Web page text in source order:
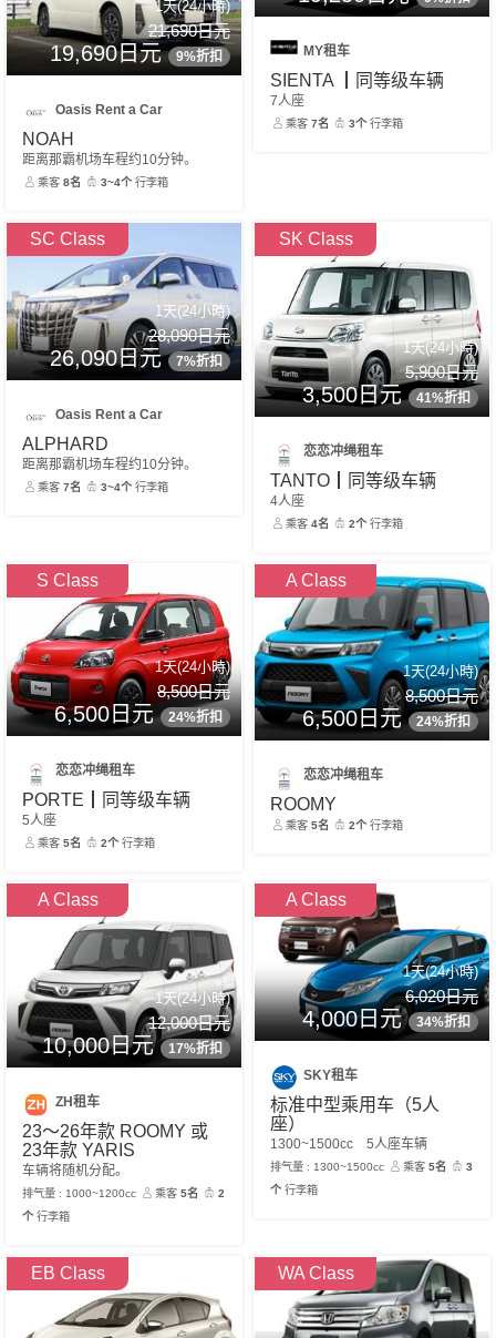
1天(24小時)
21,690日元
19,690日元 9%折扣
Oasis Rent a Car
NOAH
距离那霸机场车程约10分钟。
乘客8名 3~4个行李箱
MY租车
SIENTA ┃同等级车辆
7人座
乘客7名 3个行李箱
SC Class
1天(24小時)
28,090日元
26,090日元 7%折扣
Oasis Rent a Car
ALPHARD
距离那霸机场车程约10分钟。
乘客7名 3~4个行李箱
SK Class
1天(24小時)
5,900日元
3,500日元 41%折扣
恋恋冲绳租车
TANTO┃同等级车辆
4人座
乘客4名 2个行李箱
S Class
1天(24小時)
8,500日元
6,500日元 24%折扣
恋恋冲绳租车
PORTE┃同等级车辆
5人座
乘客5名 2个行李箱
A Class
1天(24小時)
8,500日元
6,500日元 24%折扣
恋恋冲绳租车
ROOMY
乘客5名 2个行李箱
A Class
1天(24小時)
12,000日元
10,000日元 17%折扣
ZH租车
23～26年款 ROOMY 或
23年款 YARIS
车辆将随机分配。
排气量 : 1000~1200cc 乘客5名
2
个 行李箱
A Class
1天(24小時)
6,020日元
4,000日元 34%折扣
SKY租车
标准中型乘用车（5人
座）
1300~1500cc 5人座车辆
排气量 : 1300~1500cc 乘客5名
3
个 行李箱
EB Class WA Class